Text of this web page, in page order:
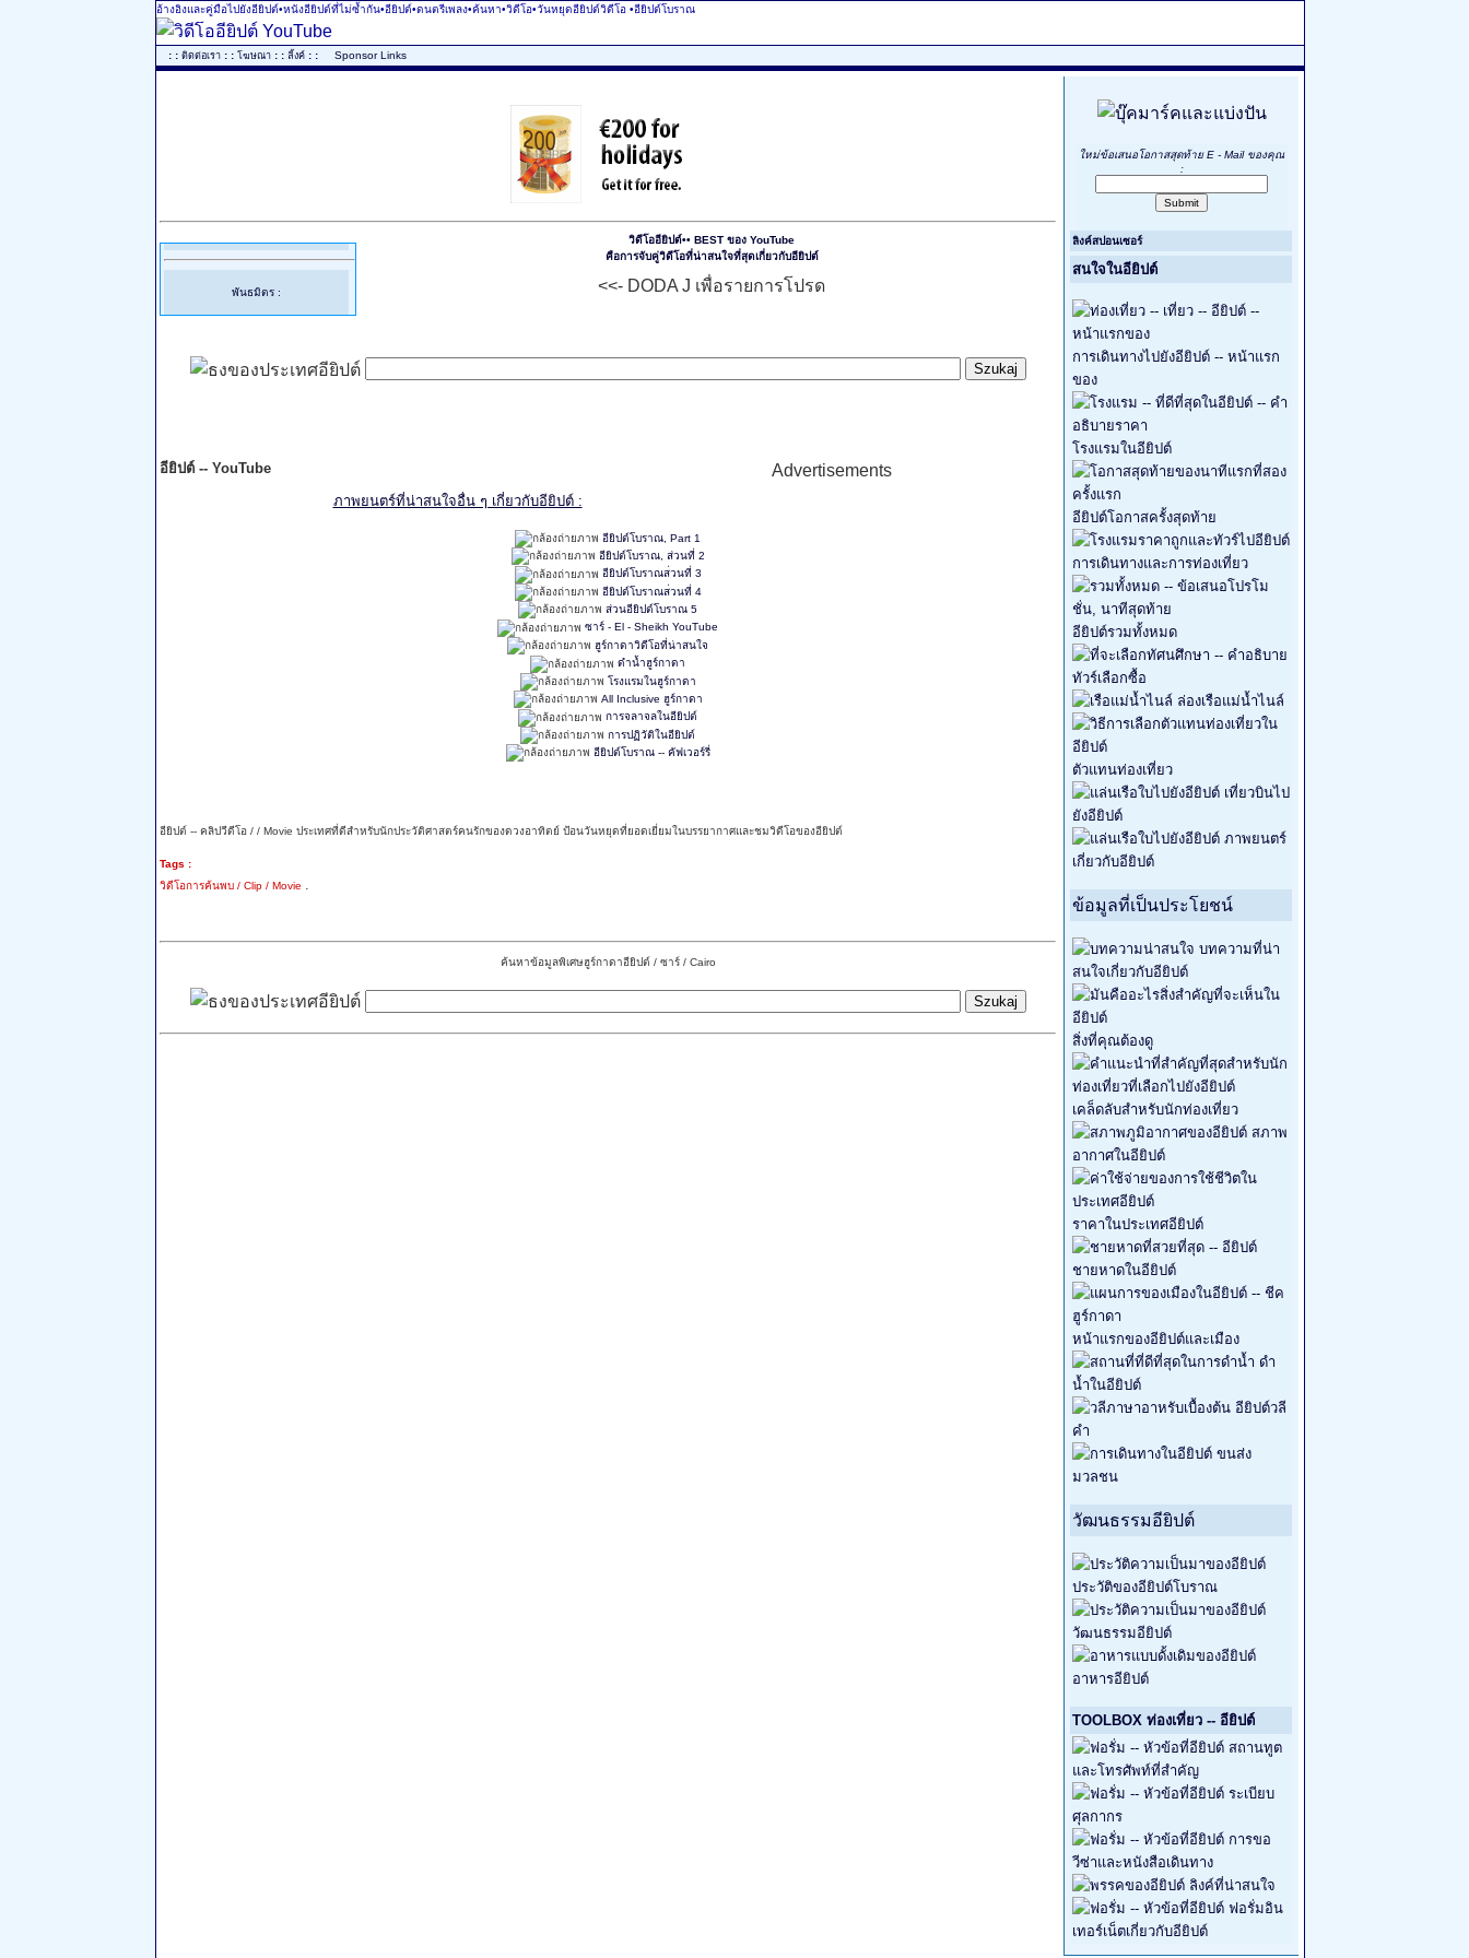
อ้างอิงและคู่มือไปยังอียิปต์•หนังอียิปต์ที่ไม่ซ้ำกัน•อียิปต์•ดนตรีเพลง•ค้นหา•วิดีโอ•วันหยุดอียิปต์วิดีโอ •อียิปต์โบราณ
: : ติดต่อเรา : : โฆษณา : : ลิ้งค์ : : Sponsor Links
พันธมิตร :
วิดีโออียิปต์•• BEST ของ YouTube
คือการจับคู่วิดีโอที่น่าสนใจที่สุดเกี่ยวกับอียิปต์
<<- DODA J เพื่อรายการโปรด
Advertisements
อียิปต์ -- YouTube
ภาพยนตร์ที่น่าสนใจอื่น ๆ เกี่ยวกับอียิปต์ :
อียิปต์โบราณ, Part 1
อียิปต์โบราณ, ส่วนที่ 2
อียิปต์โบราณส​​่วนที่ 3
อียิปต์โบราณส​​่วนที่ 4
ส่วนอียิปต์โบราณ 5
ซาร์ - El - Sheikh YouTube
ฮูร์กาดาวิดีโอที่น่าสนใจ
ดำน้ำฮูร์กาดา
โรงแรมในฮูร์กาดา
All Inclusive ฮูร์กาดา
การจลาจลในอียิปต์
การปฏิวัติในอียิปต์
อียิปต์โบราณ -- คัฟเวอร์รี่
อียิปต์ -- คลิปวีดีโอ / / Movie ประเทศที่ดีสำหรับนักประวัติศาสตร์คนรักของดวงอาทิตย์ ป้อนวันหยุดที่ยอดเยี่ยมในบรรยากาศและชมวิดีโอของอียิปต์
Tags :
วิดีโอการค้นพบ / Clip / Movie .
ค้นหาข้อมูลพิเศษฮูร์กาดาอียิปต์ / ซาร์ / Cairo
ใหม่ข้อเสนอโอกาสสุดท้าย E - Mail ของคุณ
:
ลิงค์สปอนเซอร์
สนใจในอียิปต์
การเดินทางไปยังอียิปต์ -- หน้าแรก
ของ
โรงแรมในอียิปต์
อียิปต์โอกาสครั้งสุดท้าย
การเดินทางและการท่องเที่ยว
อียิปต์รวมทั้งหมด
ทัวร์เลือกซื้อ
ล่องเรือแม่น้ำไนล์
ตัวแทนท่องเที่ยว
เที่ยวบินไป
ยังอียิปต์
ภาพยนตร์
เกี่ยวกับอียิปต์
ข้อมูลที่เป็นประโยชน์
บทความที่น่า
สนใจเกี่ยวกับอียิปต์
สิ่งที่คุณต้องดู
เคล็ดลับสำหรับนักท่องเที่ยว
สภาพ
อากาศในอียิปต์
ราคาในประเทศอียิปต์
ชายหาดในอียิปต์
หน้าแรกของอียิปต์และเมือง
ดำ
น้ำในอียิปต์
อียิปต์วลี
คำ
ขนส่ง
มวลชน
วัฒนธรรมอียิปต์
ประวัติของอียิปต์โบราณ
วัฒนธรรมอียิปต์
อาหารอียิปต์
TOOLBOX ท่องเที่ยว -- อียิปต์
สถานทูต
และโทรศัพท์ที่สำคัญ
ระเบียบ
ศุลกากร
การขอ
วีซ่าและหนังสือเดินทาง
ลิงค์ที่น่าสนใจ
ฟอรั่มอิน
เทอร์เน็ตเกี่ยวกับอียิปต์